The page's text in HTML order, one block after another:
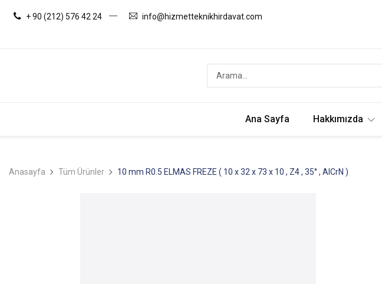
+ 90 (212) 576 42 24 info@hizmetteknikhirdavat.com
Ana Sayfa Hakkımızda
Anasayfa Tüm Ürünler 10 mm R0.5 ELMAS FREZE ( 10 x 32 x 73 x 10 , Z4 , 35° , AlCrN )